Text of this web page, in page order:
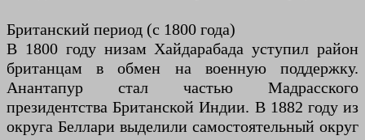
Британский период (с 1800 года)
В 1800 году низам Хайдарабада уступил район
британцам в обмен на военную поддержку.
Анантапур стал частью Мадрасского
президентства Британской Индии. В 1882 году из
округа Беллари выделили самостоятельный округ